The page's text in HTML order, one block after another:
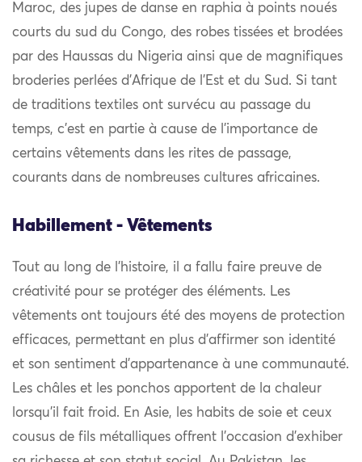
Maroc, des jupes de danse en raphia à points noués
courts du sud du Congo, des robes tissées et brodées
par des Haussas du Nigeria ainsi que de magnifiques
broderies perlées d’Afrique de l’Est et du Sud. Si tant
de traditions textiles ont survécu au passage du
temps, c’est en partie à cause de l’importance de
certains vêtements dans les rites de passage,
courants dans de nombreuses cultures africaines.
Habillement - Vêtements
Tout au long de l’histoire, il a fallu faire preuve de
créativité pour se protéger des éléments. Les
vêtements ont toujours été des moyens de protection
efficaces, permettant en plus d’affirmer son identité
et son sentiment d’appartenance à une communauté.
Les châles et les ponchos apportent de la chaleur
lorsqu’il fait froid. En Asie, les habits de soie et ceux
cousus de fils métalliques offrent l’occasion d’exhiber